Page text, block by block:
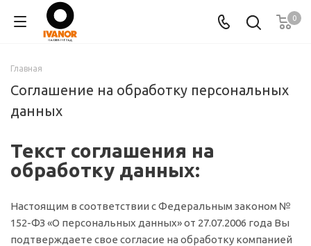
0
Главная
Соглашение на обработку персональных
данных
Текст соглашения на
обработку данных:
Настоящим в соответствии с Федеральным законом №
152-ФЗ «О персональных данных» от 27.07.2006 года Вы
подтверждаете свое согласие на обработку компанией